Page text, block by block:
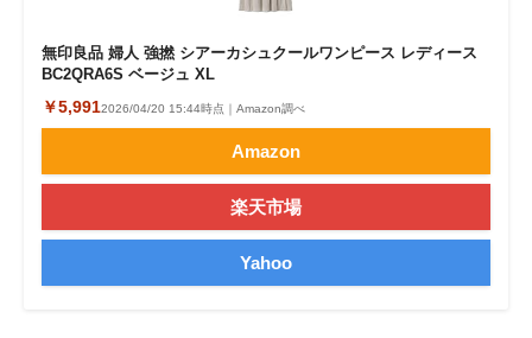
無印良品 婦人 強撚 シアーカシュクールワンピース レディース
BC2QRA6S ベージュ XL
￥5,9912026/04/20 15:44時点｜Amazon調べ
Amazon
楽天市場
Yahoo